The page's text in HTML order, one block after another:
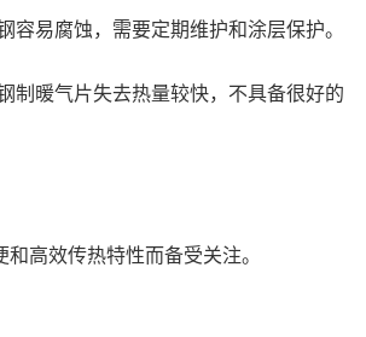
容易腐蚀，需要定期维护和涂层保护。
制暖气片失去热量较快，不具备很好的
高效传热特性而备受关注。